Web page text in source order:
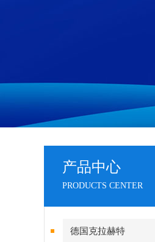
产品中心
PRODUCTS CENTER
德国克拉赫特